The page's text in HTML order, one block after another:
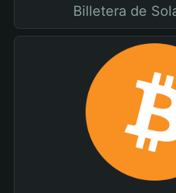
Billetera de